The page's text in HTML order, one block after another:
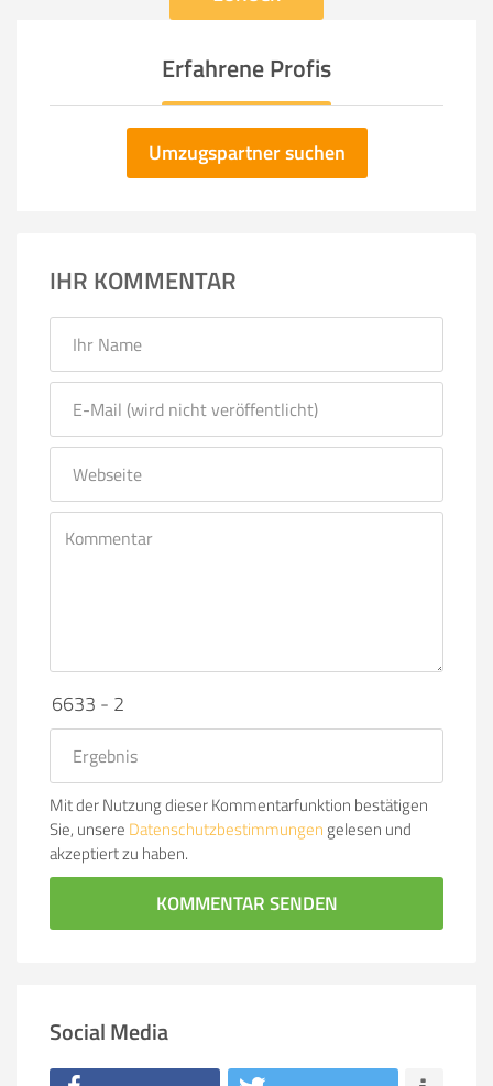
Erfahrene Profis
Umzugspartner suchen
IHR KOMMENTAR
6633 - 2
Mit der Nutzung dieser Kommentarfunktion bestätigen
Sie, unsere Datenschutzbestimmungen gelesen und
akzeptiert zu haben.
KOMMENTAR SENDEN
Social Media